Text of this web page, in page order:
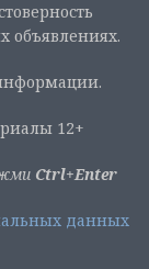
объявлениях.
12+
Ctrl+Enter
данных